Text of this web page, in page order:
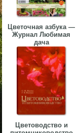
Цветочная азбука —
Журнал Любимая
дача
Цветоводство и
▼